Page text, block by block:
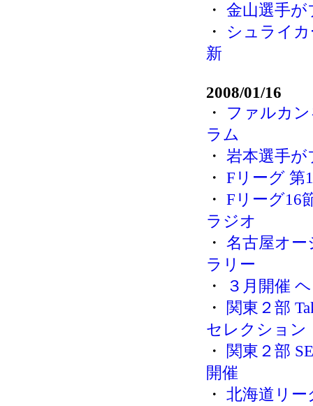
・ 金山選手
・ シュライ
新
2008/01/16
・ ファルカ
ラム
・ 岩本選手
・ Fリーグ 第
・ Fリーグ16
ラジオ
・ 名古屋オ
ラリー
・
３月開催
・ 関東２部
セレクション
・ 関東２部
開催
・ 北海道リー